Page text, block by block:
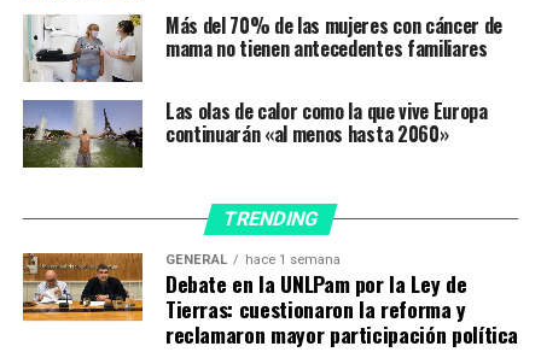
Fernanda Montaña, coordinadora del área Psicosocial de
la Liga Argentina de Lucha contra el cáncer.
Montaña, quien además es vicepresidenta del Comité de
Piscooncología de la Asociación Médica Argentina y
codirectora de un curso de actualización de la UCA,
representaciones porque algunas funcionan como
’” o generadores de un estado de angustia y
sufrimiento que comprometen seriamente la capacidad
de adaptarse a situaciones amenazantes o de mayor
exigencia como es atravesar una enfermedad.
Más del 70% de las mujeres con cáncer de
mama no tienen antecedentes familiares
Las olas de calor como la que vive Europa
continuarán «al menos hasta 2060»
TRENDING
GENERAL hace 1 semana
Debate en la UNLPam por la Ley de
Tierras: cuestionaron la reforma y
reclamaron mayor participación política